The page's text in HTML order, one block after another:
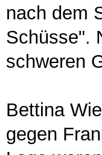
nach dem
Schüsse".
schweren
Bettina
gegen